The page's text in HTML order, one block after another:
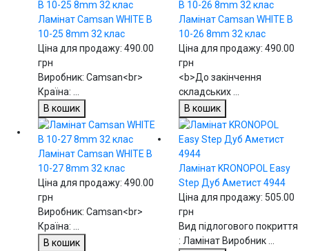
Ламінат Camsan WHITE В
10-25 8mm 32 клас
Ціна для продажу: 490.00
грн
Виробник: Camsan<br>
Країна: ...
В кошик
Ламінат Camsan WHITE В
10-26 8mm 32 клас
Ціна для продажу: 490.00
грн
<b>До закінчення
складських ...
В кошик
Ламінат Camsan WHITE В
10-27 8mm 32 клас
Ціна для продажу: 490.00
грн
Виробник: Camsan<br>
Країна: ...
В кошик
Ламінат KRONOPOL Easy
Step Дуб Аметист 4944
Ціна для продажу: 505.00
грн
Вид підлогового покриття
: Ламінат Виробник ...